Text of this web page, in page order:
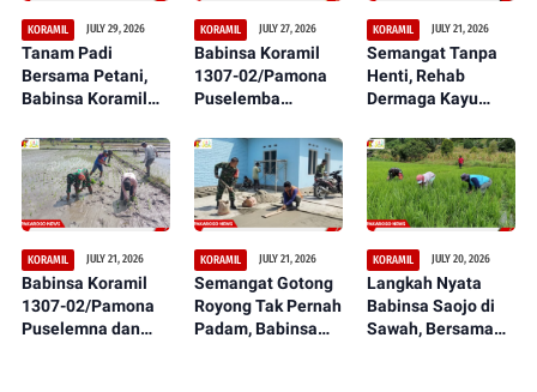
KORAMIL JULY 29, 2026
Tanam Padi
Bersama Petani,
Babinsa Koramil
Puselemba Dukung
Peningkatan Hasil
Panen dan
Ketahanan Pangan
KORAMIL JULY 27, 2026
Babinsa Koramil
1307-02/Pamona
Puselemba
Masyarakat
Ciptakan Lapangan
Sepak Bola Bersih,
Nyaman, dan
Representatif
KORAMIL JULY 21, 2026
Semangat Tanpa
Henti, Rehab
Dermaga Kayu
Teritorial TNI Terus
Tunjukkan
Perkembangan
Signifikan
KORAMIL JULY 21, 2026
Babinsa Koramil
1307-02/Pamona
Puselemna dan
KORAMIL JULY 21, 2026
Semangat Gotong
Royong Tak Pernah
Padam, Babinsa
KORAMIL JULY 20, 2026
Langkah Nyata
Babinsa Saojo di
Sawah, Bersama